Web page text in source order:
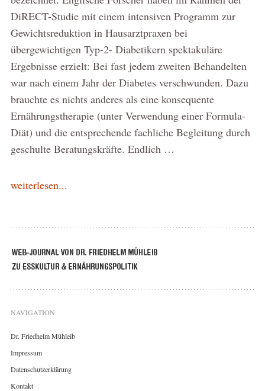
DiRECT-Studie mit einem intensiven Programm zur
Gewichtsreduktion in Hausarztpraxen bei
übergewichtigen Typ-2- Diabetikern spektakuläre
Ergebnisse erzielt: Bei fast jedem zweiten Behandelten
war nach einem Jahr der Diabetes verschwunden. Dazu
brauchte es nichts anderes als eine konsequente
Ernährungstherapie (unter Verwendung einer Formula-
Diät) und die entsprechende fachliche Begleitung durch
geschulte Beratungskräfte. Endlich …
weiterlesen...
NAVIGATION
Dr. Friedhelm Mühleib
Impressum
Datenschutzerklärung
Kontakt